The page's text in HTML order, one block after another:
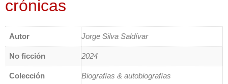
crónicas
Autor Jorge Silva Saldívar
No ficción 2024
Colección Biografías & autobiografías